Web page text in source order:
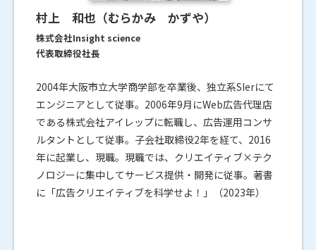
村上 和也（むらかみ かずや）
株式会社Insight science
代表取締役社長
2004年大阪市立大学商学部を卒業後、独立系SIerにて
エンジニアとして従事。2006年9月にWeb広告代理店
である株式会社アイレップに転職し、広告運用コンサ
ルタントとして従事。子会社取締役2年を経て、2016
年に起業し、現職。現職では、クリエイティブ×テク
ノロジーに集中してサービス提供・開発に従事。著書
に「広告クリエイティブを科学せよ！」（2023年）